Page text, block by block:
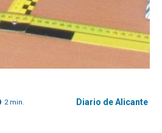
2min. Diario de Alicante